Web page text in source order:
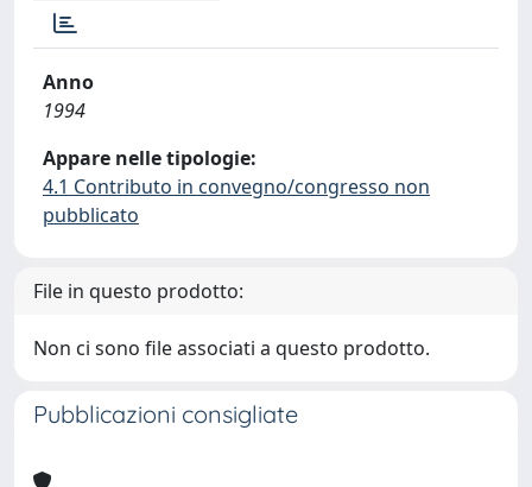
Anno
1994
Appare nelle tipologie:
4.1 Contributo in convegno/congresso non
pubblicato
File in questo prodotto:
Non ci sono file associati a questo prodotto.
Pubblicazioni consigliate